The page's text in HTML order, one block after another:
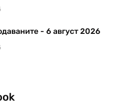
- 6 август 2026